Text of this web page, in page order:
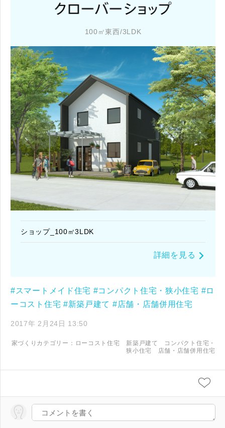
100㎡東西/3LDK
ショップ_100㎡3LDK
詳細を見る
#スマートメイド住宅 #コンパクト住宅・狭小住宅 #ロ
ーコスト住宅 #新築戸建て #店舗・店舗併用住宅
2017年 2月24日 13:50
家づくりカテゴリー： ローコスト住宅 新築戸建て
コンパクト住宅・
狭小住宅
店舗・店舗併用住宅